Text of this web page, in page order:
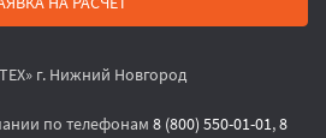
г. Нижний Новгород
по телефонам 8 (800) 550-01-01,8